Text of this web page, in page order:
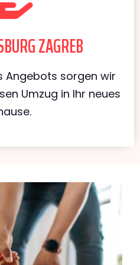
ZAGREB
Angebots sorgen wir
Umzug in Ihr neues